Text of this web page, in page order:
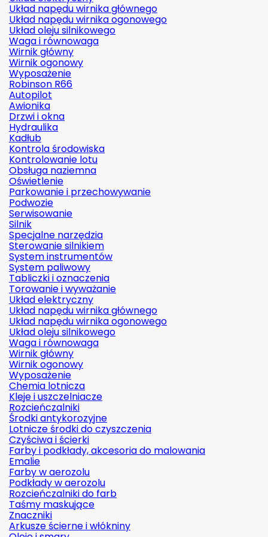
Układ napędu wirnika głównego
Układ napędu wirnika ogonowego
Układ oleju silnikowego
Waga i równowaga
Wirnik główny
Wirnik ogonowy
Wyposażenie
Robinson R66
Autopilot
Awionika
Drzwi i okna
Hydraulika
Kadłub
Kontrola środowiska
Kontrolowanie lotu
Obsługa naziemna
Oświetlenie
Parkowanie i przechowywanie
Podwozie
Serwisowanie
Silnik
Specjalne narzędzia
Sterowanie silnikiem
System instrumentów
System paliwowy
Tabliczki i oznaczenia
Torowanie i wyważanie
Układ elektryczny
Układ napędu wirnika głównego
Układ napędu wirnika ogonowego
Układ oleju silnikowego
Waga i równowaga
Wirnik główny
Wirnik ogonowy
Wyposażenie
Chemia lotnicza
Kleje i uszczelniacze
Rozcieńczalniki
Środki antykorozyjne
Lotnicze środki do czyszczenia
Czyściwa i ścierki
Farby i podkłady, akcesoria do malowania
Emalie
Farby w aerozolu
Podkłady w aerozolu
Rozcieńczalniki do farb
Taśmy maskujące
Znaczniki
Arkusze ścierne i włókniny